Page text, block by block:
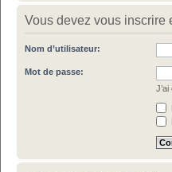
Vous devez vous inscrire
Nom d’utilisateur:
Mot de passe: